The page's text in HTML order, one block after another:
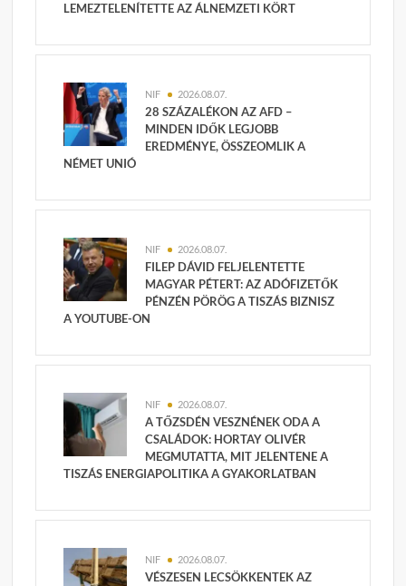
LEMEZTELENÍTETTE AZ ÁLNEMZETI KÖRT
NIF 2026.08.07.
28 SZÁZALÉKON AZ AFD –
MINDEN IDŐK LEGJOBB
EREDMÉNYE, ÖSSZEOMLIK A
NÉMET UNIÓ
NIF 2026.08.07.
FILEP DÁVID FELJELENTETTE
MAGYAR PÉTERT: AZ ADÓFIZETŐK
PÉNZÉN PÖRÖG A TISZÁS BIZNISZ
A YOUTUBE-ON
NIF 2026.08.07.
A TŐZSDÉN VESZNÉNEK ODA A
CSALÁDOK: HORTAY OLIVÉR
MEGMUTATTA, MIT JELENTENE A
TISZÁS ENERGIAPOLITIKA A GYAKORLATBAN
NIF 2026.08.07.
VÉSZESEN LECSÖKKENTEK AZ